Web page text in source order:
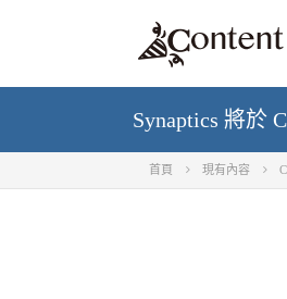
Synaptics 將於
首頁 現有內容